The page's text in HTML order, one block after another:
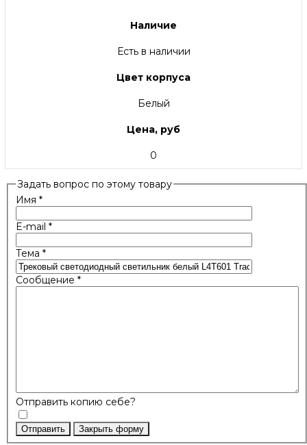
Наличие
Есть в наличии
Цвет корпуса
Белый
Цена, руб
0
Задать вопрос по этому товару
Имя *
E-mail *
Тема *
Сообщение *
Отправить копию себе?
Отправить Закрыть форму